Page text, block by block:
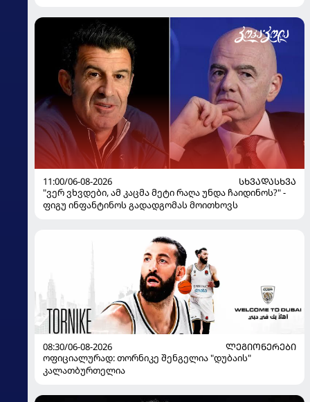
11:00/06-08-2026
ᲡᲮᲕᲐᲓᲐᲡᲮᲕᲐ
"ვერ ვხვდები, ამ კაცმა მეტი რაღა უნდა ჩაიდინოს?" -
ფიგუ ინფანტინოს გადადგომას მოითხოვს
08:30/06-08-2026
ᲚᲔᲒᲘᲝᲜᲔᲠᲔᲑᲘ
ოფიციალურად: თორნიკე შენგელია "დუბაის"
კალათბურთელია